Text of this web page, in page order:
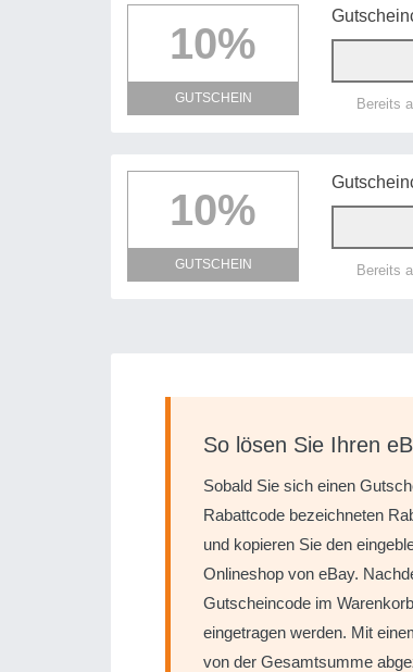
10%
GUTSCHEIN Bereits
10%
GUTSCHEIN Bereits
So lösen Sie Ihren
Sobald Sie sich einen
Rabattcode bezeichneten
und kopieren Sie den
Onlineshop von eBay.
Gutscheincode im
eingetragen werden. Mit
von der Gesamtsumme